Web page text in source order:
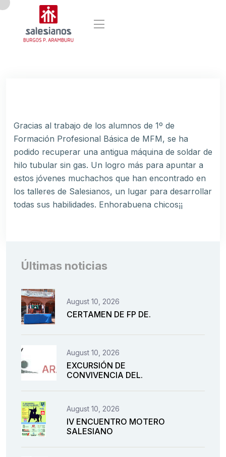
Gracias al trabajo de los alumnos de 1º de
Formación Profesional Básica de MFM, se ha
podido recuperar una antigua máquina de soldar de
hilo tubular sin gas. Un logro más para apuntar a
estos jóvenes muchachos que han encontrado en
los talleres de Salesianos, un lugar para desarrollar
todas sus habilidades. Enhorabuena chicos¡¡
Últimas noticias
August 10, 2026
CERTAMEN DE FP DE.
August 10, 2026
EXCURSIÓN DE
CONVIVENCIA DEL.
August 10, 2026
IV ENCUENTRO MOTERO
SALESIANO